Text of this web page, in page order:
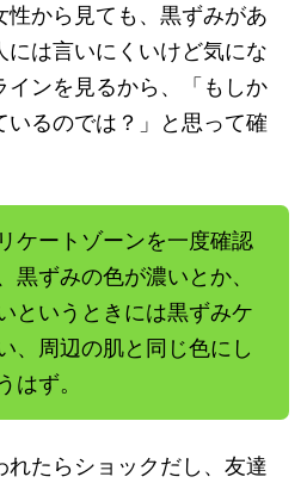
性から見ても、黒ずみがあ
には言いにくいけど気にな
インを見るから、「もしか
いるのでは？」と思って確
ケートゾーンを一度確認
黒ずみの色が濃いとか、
というときには黒ずみケ
、周辺の肌と同じ色にし
はず。
たらショックだし、友達